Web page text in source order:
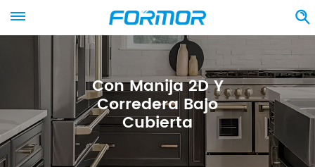
Con Manija 2D Y
Corredera Bajo
Cubierta